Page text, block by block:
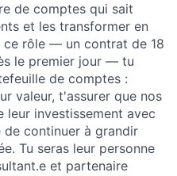
de comptes qui sait
et les transformer en
ce rôle — un contrat de 18
le premier jour — tu
de comptes :
valeur, t'assurer que nos
leur investissement avec
continuer à grandir
Tu seras leur personne
et partenaire